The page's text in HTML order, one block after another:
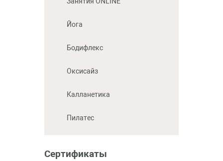
Йога
Бодифлекс
Оксисайз
Калланетика
Пилатес
Сертификаты